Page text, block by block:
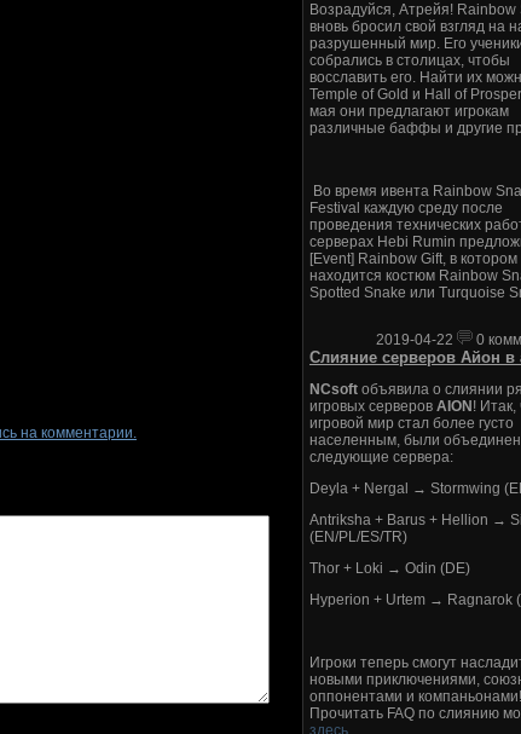
на комментарии.
Возрадуйся, Атрейя! Rainbow
вновь бросил свой взгляд на
разрушенный мир. Его
собрались в столицах, чтобы
восславить его. Найти их
Temple of Gold и Hall of
мая они предлагают игрокам
различные баффы и другие
Во время ивента Rainbow
Festival каждую среду после
проведения технических
серверах Hebi Rumin
[Event] Rainbow Gift, в котором
находится костюм Rainbow
Spotted Snake или Turquoise
2019-04-22 0
Слияние серверов Айон в
NCsoft объявила о слиянии
игровых серверов AION ! Итак,
игровой мир стал более густо
населенным, были
следующие сервера:
Deyla + Nergal → Stormwing
Antriksha + Barus + Hellion →
(EN/PL/ES/TR)
Thor + Loki → Odin (DE)
Hyperion + Urtem → Ragnarok
Игроки теперь смогут
новыми приключениями,
оппонентами и компаньонами!
Прочитать FAQ по слиянию